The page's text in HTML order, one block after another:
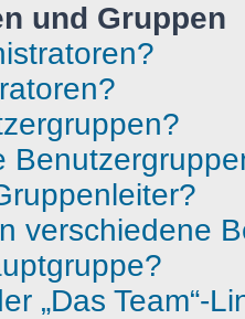
und Gruppen
verschiedene
„Das Team“-